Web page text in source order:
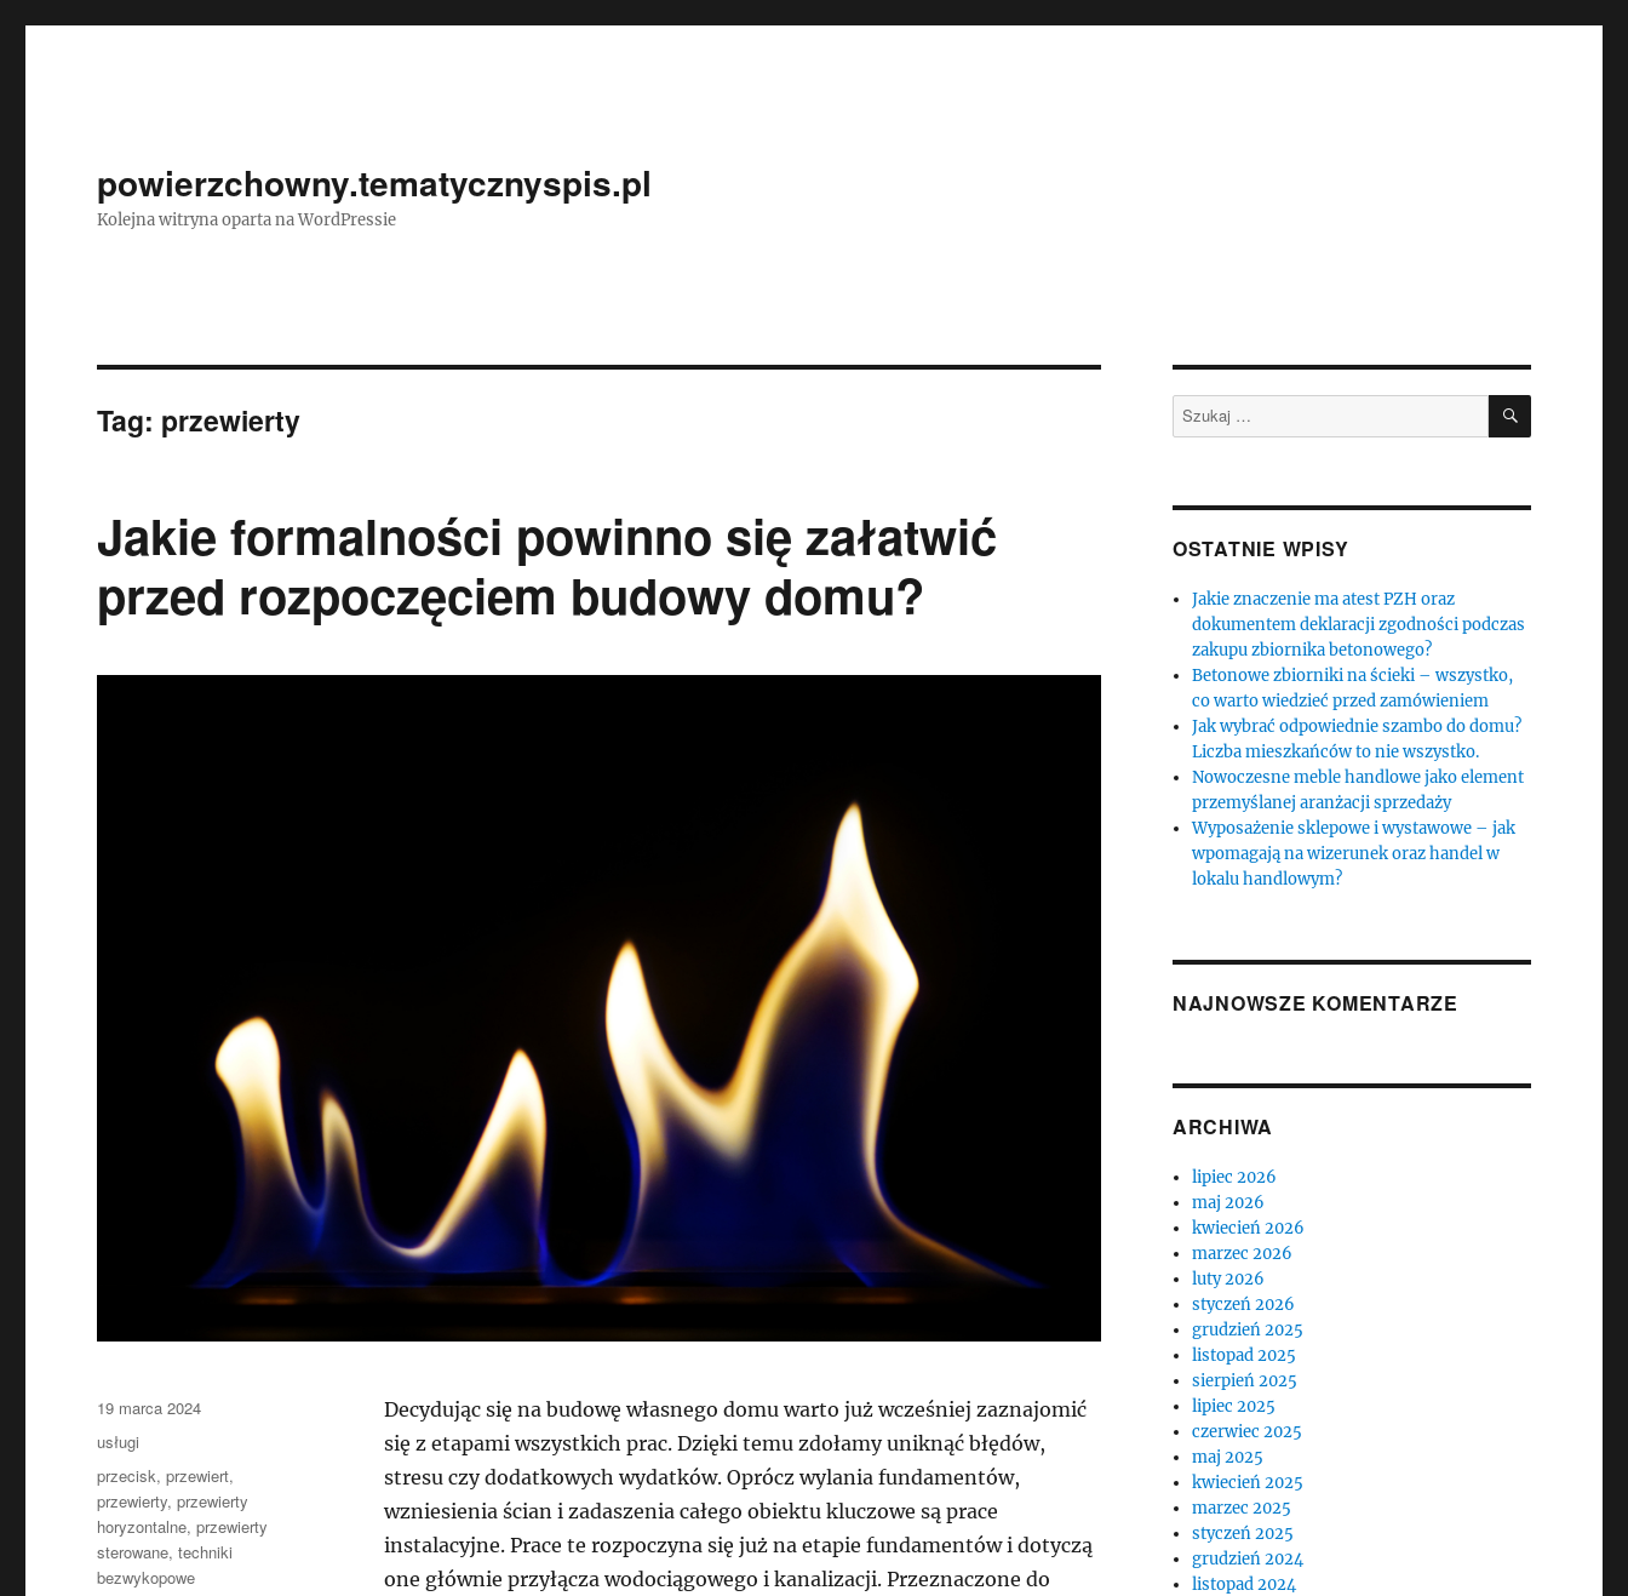
powierzchowny.tematycznyspis.pl
Kolejna witryna oparta na WordPressie
Tag: przewierty
Jakie formalności powinno się załatwić
przed rozpoczęciem budowy domu?
Decydując się na budowę własnego domu warto już wcześniej zaznajomić
się z etapami wszystkich prac. Dzięki temu zdołamy uniknąć błędów,
stresu czy dodatkowych wydatków. Oprócz wylania fundamentów,
wzniesienia ścian i zadaszenia całego obiektu kluczowe są prace
instalacyjne. Prace te rozpoczyna się już na etapie fundamentów i dotyczą
one głównie przyłącza wodociągowego i kanalizacji. Przeznaczone do
Data
publikacji
19 marca 2024
Kategorie
usługi
Tagi
przecisk,przewiert,
przewierty,przewierty
horyzontalne,przewierty
sterowane,techniki
bezwykopowe
Szukaj: SZUKAJ
OSTATNIE WPISY
Jakie znaczenie ma atest PZH oraz
dokumentem deklaracji zgodności podczas
zakupu zbiornika betonowego?
Betonowe zbiorniki na ścieki – wszystko,
co warto wiedzieć przed zamówieniem
Jak wybrać odpowiednie szambo do domu?
Liczba mieszkańców to nie wszystko.
Nowoczesne meble handlowe jako element
przemyślanej aranżacji sprzedaży
Wyposażenie sklepowe i wystawowe – jak
wpomagają na wizerunek oraz handel w
lokalu handlowym?
NAJNOWSZE KOMENTARZE
ARCHIWA
lipiec 2026
maj 2026
kwiecień 2026
marzec 2026
luty 2026
styczeń 2026
grudzień 2025
listopad 2025
sierpień 2025
lipiec 2025
czerwiec 2025
maj 2025
kwiecień 2025
marzec 2025
styczeń 2025
grudzień 2024
listopad 2024